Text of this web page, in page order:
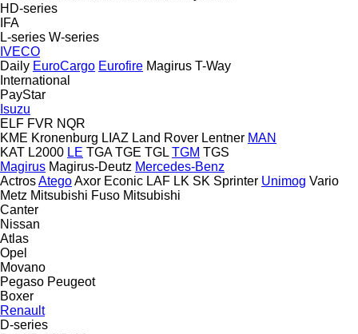
HD-series
IFA
L-series W-series
IVECO
Daily EuroCargo Eurofire Magirus T-Way
International
PayStar
Isuzu
ELF FVR NQR
KME Kronenburg LIAZ Land Rover Lentner MAN
KAT L2000 LE TGA TGE TGL TGM TGS
Magirus Magirus-Deutz Mercedes-Benz
ActrosAtegoAxor Econic LAF LK SK Sprinter Unimog Vario
Metz Mitsubishi Fuso Mitsubishi
Canter
Nissan
Atlas
Opel
Movano
Pegaso Peugeot
Boxer
Renault
D-series